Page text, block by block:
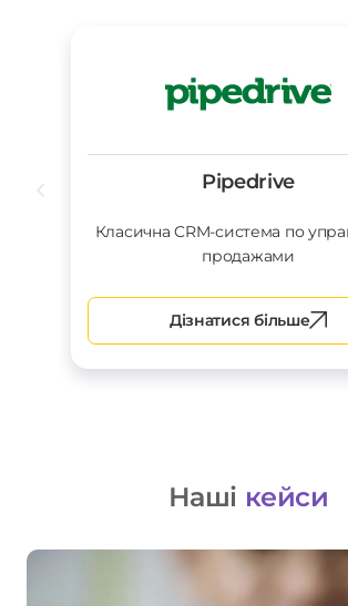
Pipedrive
Класична CRM-система по
продажами
Дізнатися більше
Наші кейси